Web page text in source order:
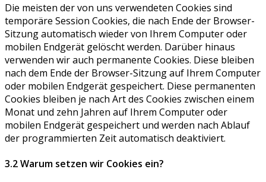
Die meisten der von uns verwendeten Cookies sind
temporäre Session Cookies, die nach Ende der Browser-
Sitzung automatisch wieder von Ihrem Computer oder
mobilen Endgerät gelöscht werden. Darüber hinaus
verwenden wir auch permanente Cookies. Diese bleiben
nach dem Ende der Browser-Sitzung auf Ihrem Computer
oder mobilen Endgerät gespeichert. Diese permanenten
Cookies bleiben je nach Art des Cookies zwischen einem
Monat und zehn Jahren auf Ihrem Computer oder
mobilen Endgerät gespeichert und werden nach Ablauf
der programmierten Zeit automatisch deaktiviert.
3.2 Warum setzen wir Cookies ein?